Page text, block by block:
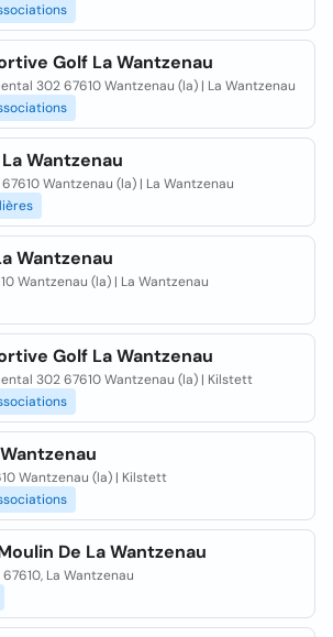
Golf La Wantzenau
302 67610 Wantzenau (la) | La Wantzenau
Wantzenau
Wantzenau (la) | La Wantzenau
Wantzenau
Wantzenau (la) | La Wantzenau
Golf La Wantzenau
302 67610 Wantzenau (la) | Kilstett
Wantzenau (la) | Kilstett
De La Wantzenau
La Wantzenau